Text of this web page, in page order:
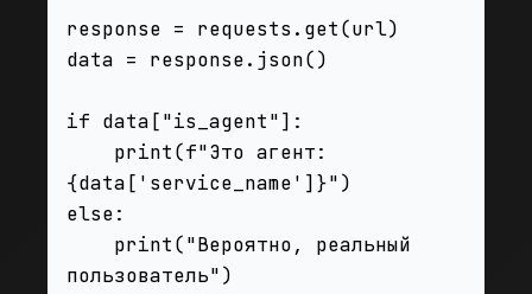
response = requests.get(url)
data = response.json()
if data["is_agent"]:
{data['service_name']}")
else: